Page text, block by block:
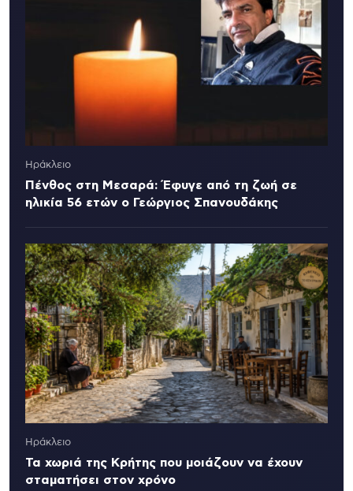
Ηράκλειο
Πένθος στη Μεσαρά: Έφυγε από τη ζωή σε
ηλικία 56 ετών ο Γεώργιος Σπανουδάκης
Ηράκλειο
Τα χωριά της Κρήτης που μοιάζουν να έχουν
σταματήσει στον χρόνο